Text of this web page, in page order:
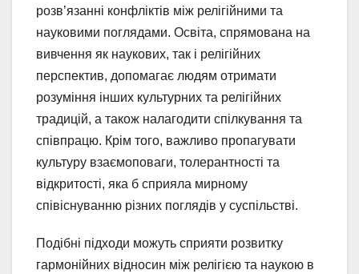
розв’язанні конфліктів між релігійними та
науковими поглядами. Освіта, спрямована на
вивчення як наукових, так і релігійних
перспектив, допомагає людям отримати
розуміння інших культурних та релігійних
традицій, а також налагодити спілкування та
співпрацю. Крім того, важливо пропагувати
культуру взаємоповаги, толерантності та
відкритості, яка б сприяла мирному
співіснуванню різних поглядів у суспільстві.
Подібні підходи можуть сприяти розвитку
гармонійних відносин між релігією та наукою в